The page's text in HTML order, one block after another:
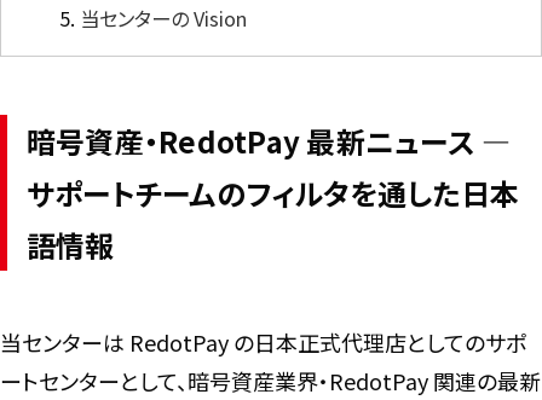
当センターの Vision
暗号資産・RedotPay 最新ニュース ―
サポートチームのフィルタを通した日本
語情報
当センターは RedotPay の日本正式代理店としてのサポ
ートセンターとして、暗号資産業界・RedotPay 関連の最新